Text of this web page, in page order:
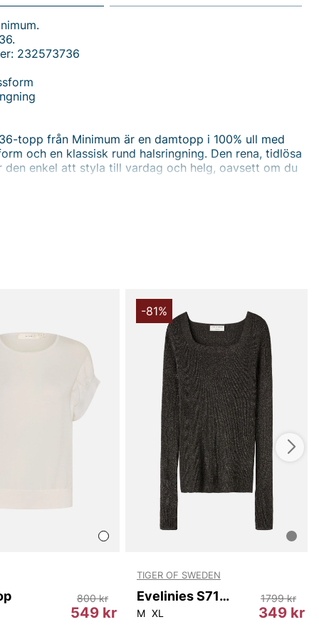
232573736
topp från Minimum är en damtopp i 100% ull med
och en klassisk rund halsringning. Den rena, tidlösa
den enkel att styla till vardag och helg, oavsett om du
på-lager-outfits eller som en stilmedveten detalj i
Skötselanvisningar finns på plaggets etikett för att
handlar i vår webbshop. Besök oss även i vår butik i
www.vfo.se
549 kr
800 kr
-81%
TIGER OF SWEDEN
Evelinies S71440 03P
M XL 349 kr
1799 kr